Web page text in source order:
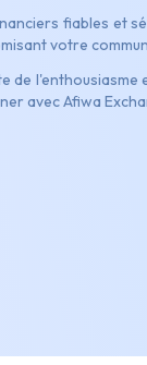
fiables et
votre
de
avec Afiwa